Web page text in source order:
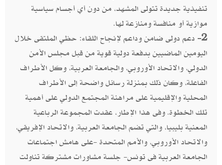
تنفيذية جديدة تتولى المشهد، من دون أي أجسام سياسية
موازية أو منافسة ومنازعة لها.
2- دعم دولى ضامن وداعم لإنجاح اللقاء: حظي الملتقى خلال
اليومين الماضيين بدفعة دولية قوية من قبل مجلس الأمن
الدولي، والاتحاد الأوروبي، والجامعة العربية، وكل الأطراف
الفاعلة، وكان ذلك بمنزلة رسائل واضحة إلى الأطراف
المحلية والإقليمية على مراهنة المجتمع الدولي على أهمية
تلك الخطوة. وفى هذا الإطار، عقدت المجموعة الرباعية
المعنية بليبيا، والتي تضم الجامعة العربية، والاتحاد الإفريقي،
والاتحاد الأوروبي، والأمم المتحدة -على هامش اجتماعات
الجامعة العربية فى تونس- جلسة مشاورات مشتركة تناولت